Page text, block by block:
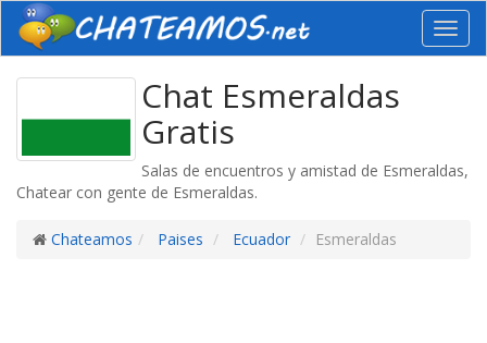
Chat Esmeraldas
Gratis
Salas de encuentros y amistad de Esmeraldas,
Chatear con gente de Esmeraldas.
Chateamos Paises Ecuador Esmeraldas